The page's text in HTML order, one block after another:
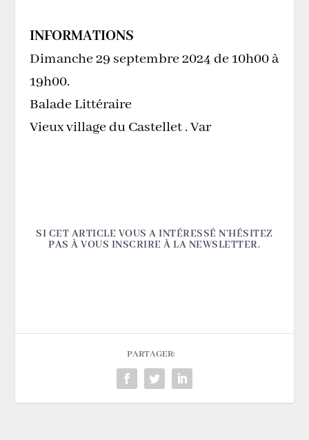
INFORMATIONS
Dimanche 29 septembre 2024 de 10h00 à
19h00.
Balade Littéraire
Vieux village du Castellet . Var
SI CET ARTICLE VOUS A INTÉRESSÉ N’HÉSITEZ
PAS À VOUS INSCRIRE À LA NEWSLETTER.
PARTAGER: